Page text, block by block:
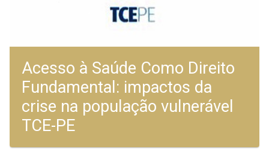
Acesso à Saúde Como Direito
Fundamental: impactos da
crise na população vulnerável
TCE-PE